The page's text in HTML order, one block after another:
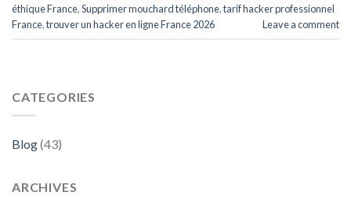
éthique France,Supprimer mouchard téléphone,tarif hacker professionnel
France,trouver un hacker en ligne France 2026 Leave a comment
CATEGORIES
Blog(43)
ARCHIVES